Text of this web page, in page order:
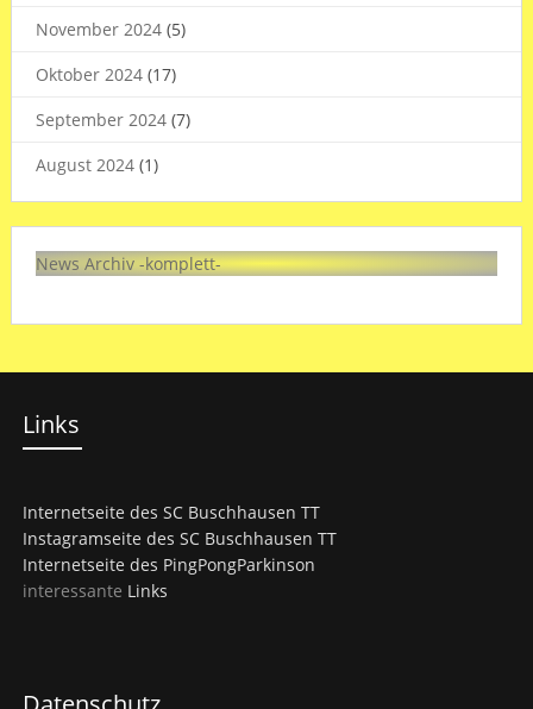
November 2024(5)
Oktober 2024(17)
September 2024(7)
August 2024(1)
News Archiv -komplett-
Links
Internetseite des SC Buschhausen TT
Instagramseite des SC Buschhausen TT
Internetseite des PingPongParkinson
interessante Links